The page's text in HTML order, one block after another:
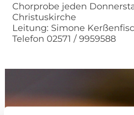
Chorprobe jeden
Christuskirche
Leitung: Simone
Telefon 02571 / 9959588